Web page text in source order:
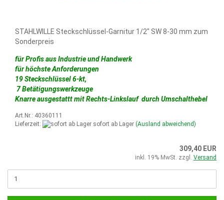
STAHLWILLE Steckschlüssel-Garnitur 1/2" SW 8-30 mm zum
Sonderpreis
für Profis aus Industrie und Handwerk
für höchste Anforderungen
19 Steckschlüssel 6-kt,
7 Betätigungswerkzeuge
Knarre ausgestattt mit Rechts-Linkslauf durch Umschalthebel
Art.Nr.: 40360111
Lieferzeit:
sofort ab Lager (Ausland abweichend)
309,40 EUR
inkl. 19% MwSt. zzgl. Versand